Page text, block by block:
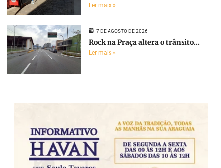
Ler mais »
7 DE AGOSTO DE 2026
Rock na Praça altera o trânsito...
Ler mais »